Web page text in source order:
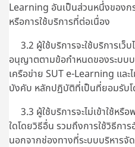
Learning อันเป็นส่วนหนึ่งของก
หรือการใช้บริการที่ต่อเนื่อง
3.2 ผู้ใช้บริการจะใช้บริการเว็
อนุญาตตามข้อกำหนดของระบบ
เครือข่าย SUT e-Learning แล
บังคับ หลักปฏิบัติที่เป็นที่ยอมรับโ
3.3 ผู้ใช้บริการจะไม่เข้าใช้หรื
ใดโดยวิธีอื่น รวมถึงการใช้วิธีกา
นอกจากช่องทางที่ระบบบริหารจั